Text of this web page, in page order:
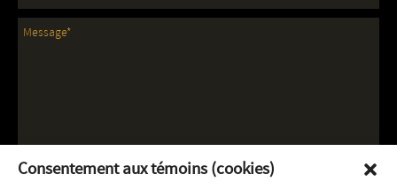
Consentement aux témoins (cookies)